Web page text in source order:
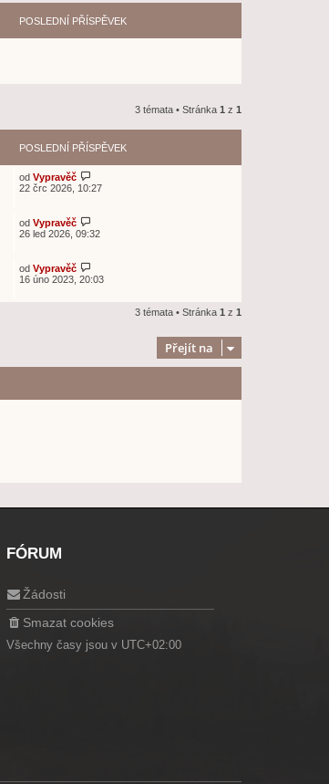
POSLEDNÍ PŘÍSPĚVEK
3 témata • Stránka 1 z 1
POSLEDNÍ PŘÍSPĚVEK
od Vypravěč
22 črc 2026, 10:27
od Vypravěč
26 led 2026, 09:32
od Vypravěč
16 úno 2023, 20:03
3 témata • Stránka 1 z 1
Přejít na
FÓRUM
Žádosti
Smazat cookies
Všechny časy jsou v UTC+02:00